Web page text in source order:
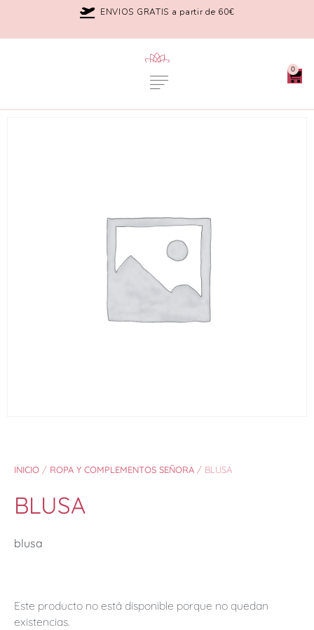
ENVIOS GRATIS a partir de 60€
0
INICIO / ROPA Y COMPLEMENTOS SEÑORA / BLUSA
BLUSA
blusa
Este producto no está disponible porque no quedan
existencias.